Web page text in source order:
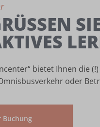
bietet Ihnen die
oder
Buchung